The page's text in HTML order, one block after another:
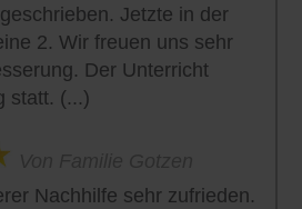
Jetzte in der
2. Wir freuen uns sehr
Der Unterricht
statt. (...)
Nachhilfe sehr zufrieden.